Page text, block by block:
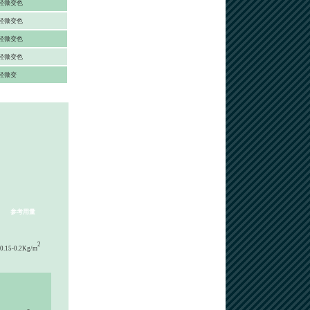
微变色
微变色
微变色
微变色
微变
参考用量
0.2Kg/m
2